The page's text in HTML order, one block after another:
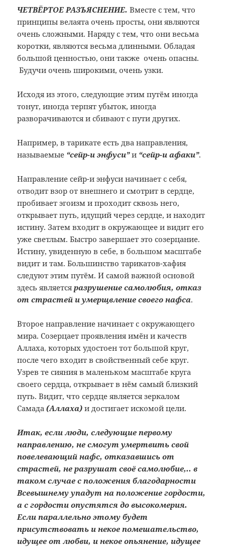
ЧЕТВЁРТОЕ РАЗЪЯСНЕНИЕ.Вместе с тем, что
принципы велаята очень просты, они являются
очень сложными. Наряду с тем, что они весьма
коротки, являются весьма длинными. Обладая
большой ценностью, они также очень опасны.
Будучи очень широкими, очень узки.
Исходя из этого, следующие этим путём иногда
тонут, иногда терпят убыток, иногда
разворачиваются и сбивают с пути других.
Например, в тарикате есть два направления,
называемые “сейр-и энфуси”и “сейр-и афаки”.
Направление сейр-и энфуси начинает с себя,
отводит взор от внешнего и смотрит в сердце,
пробивает эгоизм и проходит сквозь него,
открывает путь, идущий через сердце, и находит
истину. Затем входит в окружающее и видит его
уже светлым. Быстро завершает это созерцание.
Истину, увиденную в себе, в большом масштабе
видит и там. Большинство тарикатов-хафия
следуют этим путём. И самой важной основой
здесь являетсяразрушение самолюбия, отказ
от страстей и умерщвление своего нафса.
Второе направление начинает с окружающего
мира. Созерцает проявления имён и качеств
Аллаха, которых удостоен тот большой круг,
после чего входит в свойственный себе круг.
Узрев те сияния в маленьком масштабе круга
своего сердца, открывает в нём самый близкий
путь. Видит, что сердце является зеркалом
Самада(Аллаха) и достигает искомой цели.
Итак, если люди, следующие первому
направлению, не смогут умертвить свой
повелевающий нафс, отказавшись от
страстей, не разрушат своё самолюбие,.. в
таком случае с положения благодарности
Всевышнему упадут на положение гордости,
а с гордости опустятся до высокомерия.
Если параллельно этому будет
присутствовать и некое помешательство,
идущее от любви, и некое опьянение, идущее